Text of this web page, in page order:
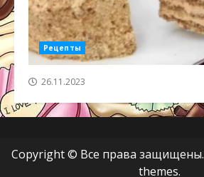
Рецепты
26.11.2023
Copyright © Все права защищены.
themes.